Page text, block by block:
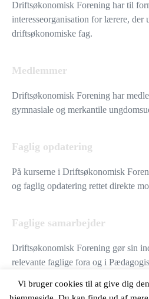
Driftsøkonomisk Forening har til
interesseorganisation for lærere, der
driftsøkonomiske fag.
Medlemmer
Driftsøkonomisk Forening har
gymnasiale og merkantile
Faglig opdatering
På kurserne i Driftsøkonomisk
og faglig opdatering rettet direkte
Faglige samarbejder
Driftsøkonomisk Forening gør sin
relevante faglige fora og i
Vi bruger cookies til at give dig